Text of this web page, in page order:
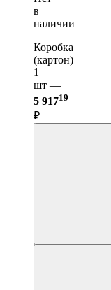
в
наличии
Коробка
(картон)
1
шт —
5 91719
₽